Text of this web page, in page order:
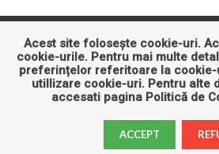
Asigurari Auto Business
Educatie
Entertainment
Sanatate
© 2026 - Articole
Acest site folosește cookie-uri.
cookie-urile. Pentru mai multe
preferințelor referitoare la cookie-
utillizare cookie-uri. Pentru alte
accesati pagina Politică de
ACCEPT